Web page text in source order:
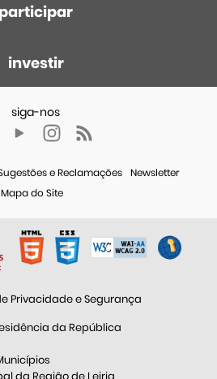
participar
investir
e Reclamações
Newsletter
Mapa do Site
Privacidade e Segurança
da República
da Região de Leiria